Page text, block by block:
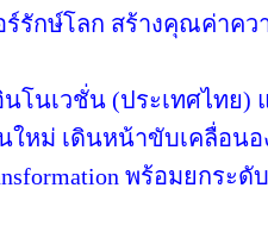
รักษ์โลก สร้างคุณค่าคว
โนเวชั่น (ประเทศไทย)
หม่ เดินหน้าขับเคลื่อนอ
พร้อมยก